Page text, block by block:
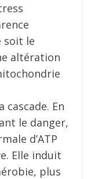
soit le
altération
En
le danger,
d’ATP
Elle induit
plus